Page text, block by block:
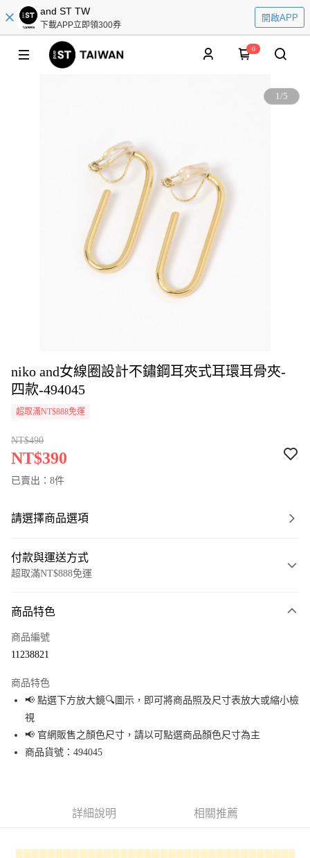
and ST TW
下載APP立即領300券
開啟APP
0
1/5
niko and女線圈設計不鏽鋼耳夾式耳環耳骨夾-
四款-494045
超取滿NT$888免運
NT$490
NT$390
已賣出：8件
請選擇商品選項
付款與運送方式
超取滿NT$888免運
信用卡一次付款
Apple Pay
街口支付
悠遊付
商品特色
商品編號
11238821
商品特色
📢 點選下方放大鏡🔍圖示，即可將商品照及尺寸表放大或縮小檢
視
📢 官網販售之顏色尺寸，請以可點選商品顏色尺寸為主
商品貨號：494045
詳細說明 相關推薦